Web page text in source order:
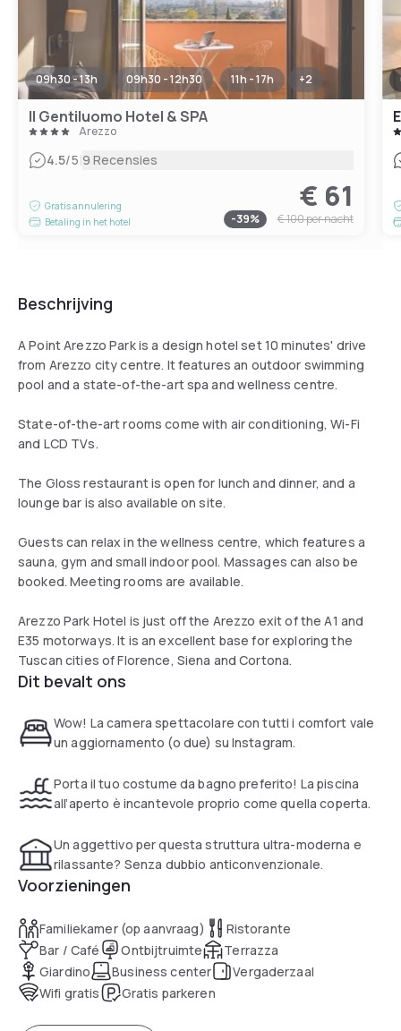
09h30 - 13h 09h30 - 12h30 11h - 17h +2
Il Gentiluomo Hotel & SPA
Arezzo
4.5/5|9 Recensies
Gratis annulering
Betaling in het hotel
€ 61
-39% € 100per nacht
Beschrijving
A Point Arezzo Park is a design hotel set 10 minutes' drive
from Arezzo city centre. It features an outdoor swimming
pool and a state-of-the-art spa and wellness centre.
State-of-the-art rooms come with air conditioning, Wi-Fi
and LCD TVs.
The Gloss restaurant is open for lunch and dinner, and a
lounge bar is also available on site.
Guests can relax in the wellness centre, which features a
sauna, gym and small indoor pool. Massages can also be
booked. Meeting rooms are available.
Arezzo Park Hotel is just off the Arezzo exit of the A1 and
E35 motorways. It is an excellent base for exploring the
Tuscan cities of Florence, Siena and Cortona.
Dit bevalt ons
Wow! La camera spettacolare con tutti i comfort vale
un aggiornamento (o due) su Instagram.
Porta il tuo costume da bagno preferito! La piscina
all’aperto è incantevole proprio come quella coperta.
Un aggettivo per questa struttura ultra-moderna e
rilassante? Senza dubbio anticonvenzionale.
Voorzieningen
Familiekamer (op aanvraag)
Ristorante
Bar / Café
Ontbijtruimte
Terrazza
Giardino
Business center
Vergaderzaal
Wifi gratis
Gratis parkeren